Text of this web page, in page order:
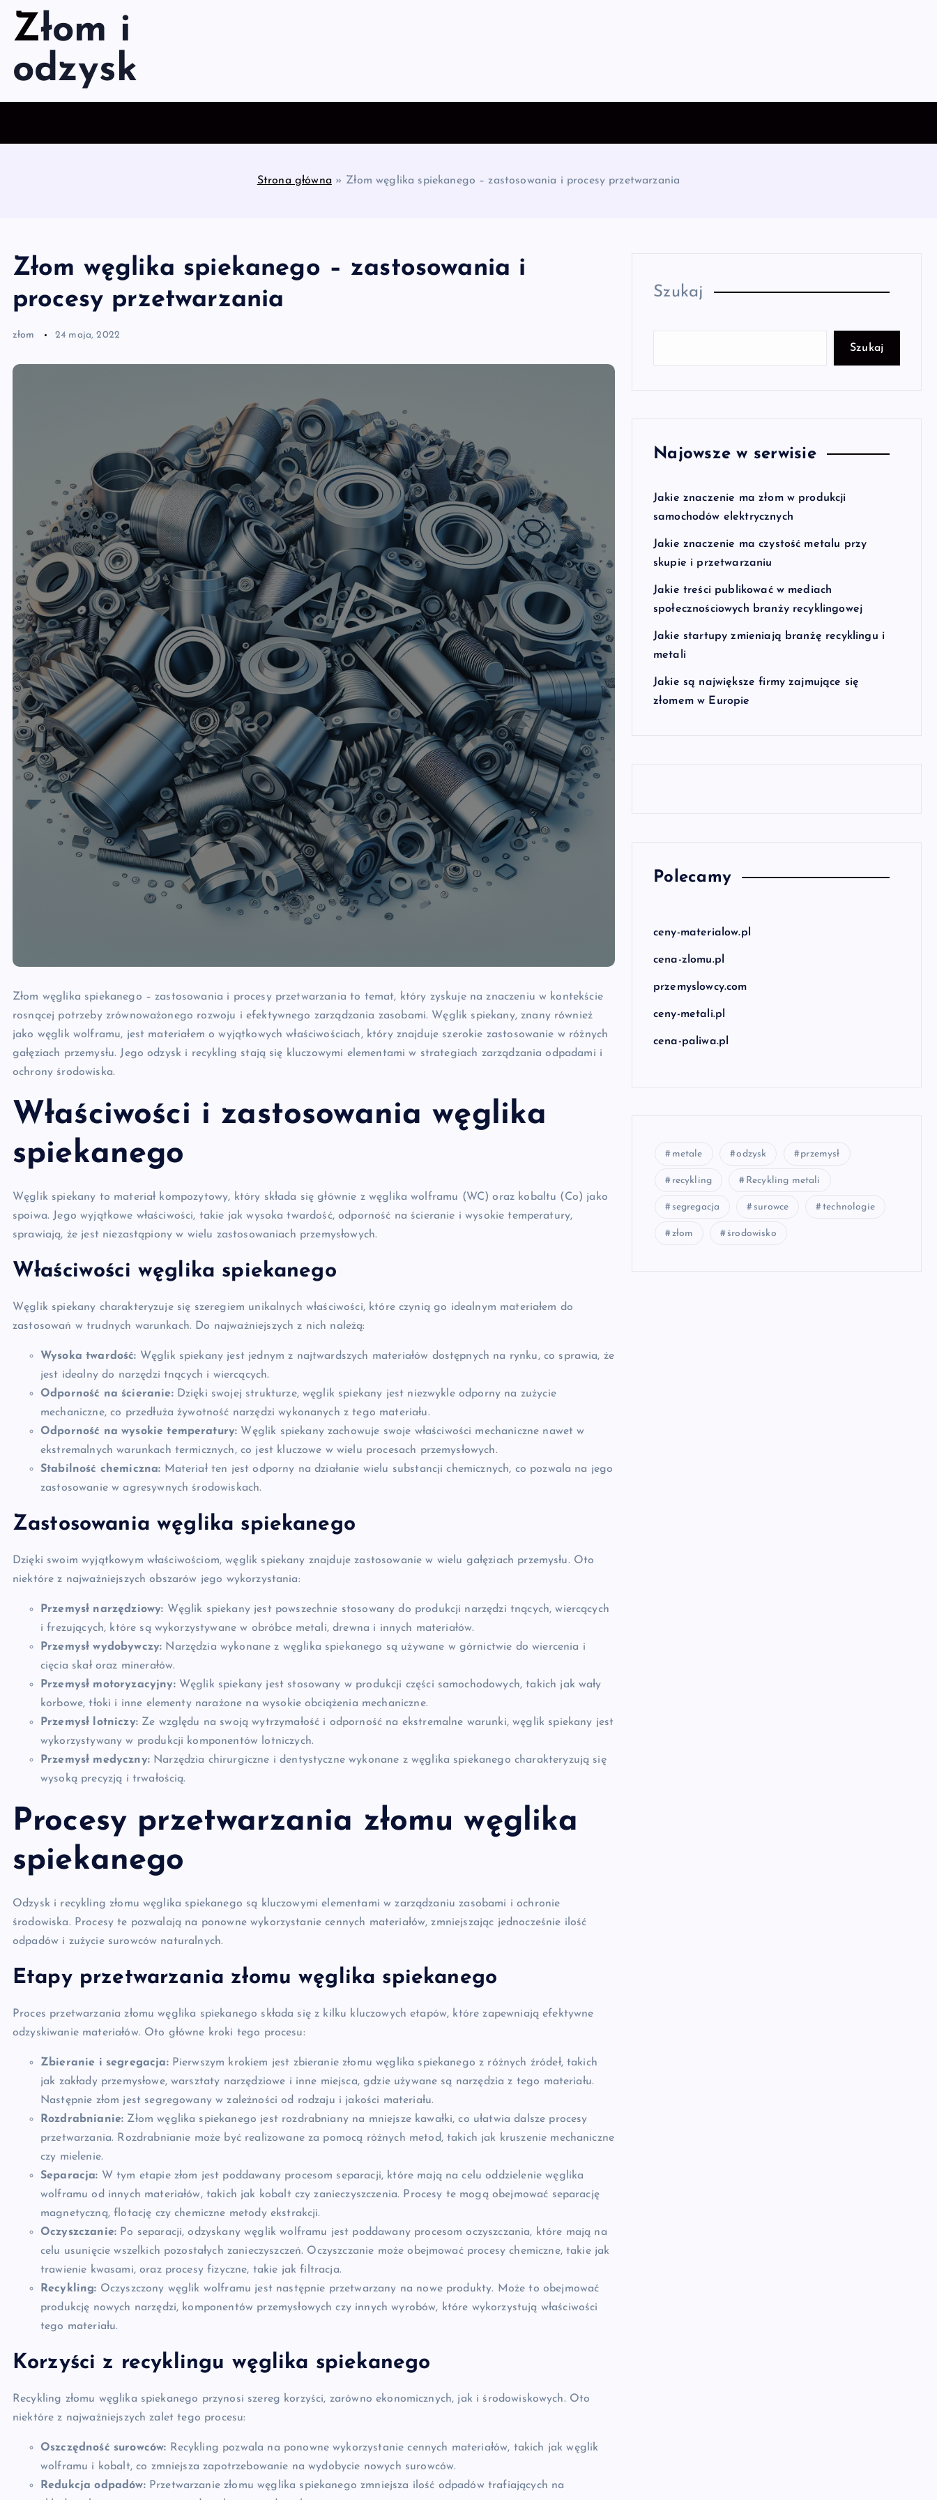
o
Złom i
odzysk
Strona główna» Złom węglika spiekanego – zastosowania i procesy przetwarzania
Złom węglika spiekanego – zastosowania i
procesy przetwarzania
złom 24 maja, 2022
Złom węglika spiekanego – zastosowania i procesy przetwarzania to temat, który zyskuje na znaczeniu w kontekście
rosnącej potrzeby zrównoważonego rozwoju i efektywnego zarządzania zasobami. Węglik spiekany, znany również
jako węglik wolframu, jest materiałem o wyjątkowych właściwościach, który znajduje szerokie zastosowanie w różnych
gałęziach przemysłu. Jego odzysk i recykling stają się kluczowymi elementami w strategiach zarządzania odpadami i
ochrony środowiska.
Właściwości i zastosowania węglika
spiekanego
Węglik spiekany to materiał kompozytowy, który składa się głównie z węglika wolframu (WC) oraz kobaltu (Co) jako
spoiwa. Jego wyjątkowe właściwości, takie jak wysoka twardość, odporność na ścieranie i wysokie temperatury,
sprawiają, że jest niezastąpiony w wielu zastosowaniach przemysłowych.
Właściwości węglika spiekanego
Węglik spiekany charakteryzuje się szeregiem unikalnych właściwości, które czynią go idealnym materiałem do
zastosowań w trudnych warunkach. Do najważniejszych z nich należą:
Wysoka twardość: Węglik spiekany jest jednym z najtwardszych materiałów dostępnych na rynku, co sprawia, że
jest idealny do narzędzi tnących i wiercących.
Odporność na ścieranie:Dzięki swojej strukturze, węglik spiekany jest niezwykle odporny na zużycie
mechaniczne, co przedłuża żywotność narzędzi wykonanych z tego materiału.
Odporność na wysokie temperatury: Węglik spiekany zachowuje swoje właściwości mechaniczne nawet w
ekstremalnych warunkach termicznych, co jest kluczowe w wielu procesach przemysłowych.
Stabilność chemiczna: Materiał ten jest odporny na działanie wielu substancji chemicznych, co pozwala na jego
zastosowanie w agresywnych środowiskach.
Zastosowania węglika spiekanego
Dzięki swoim wyjątkowym właściwościom, węglik spiekany znajduje zastosowanie w wielu gałęziach przemysłu. Oto
niektóre z najważniejszych obszarów jego wykorzystania:
Przemysł narzędziowy: Węglik spiekany jest powszechnie stosowany do produkcji narzędzi tnących, wiercących
i frezujących, które są wykorzystywane w obróbce metali, drewna i innych materiałów.
Przemysł wydobywczy: Narzędzia wykonane z węglika spiekanego są używane w górnictwie do wiercenia i
cięcia skał oraz minerałów.
Przemysł motoryzacyjny:Węglik spiekany jest stosowany w produkcji części samochodowych, takich jak wały
korbowe, tłoki i inne elementy narażone na wysokie obciążenia mechaniczne.
Przemysł lotniczy:Ze względu na swoją wytrzymałość i odporność na ekstremalne warunki, węglik spiekany jest
wykorzystywany w produkcji komponentów lotniczych.
Przemysł medyczny:Narzędzia chirurgiczne i dentystyczne wykonane z węglika spiekanego charakteryzują się
wysoką precyzją i trwałością.
Procesy przetwarzania złomu węglika
spiekanego
Odzysk i recykling złomu węglika spiekanego są kluczowymi elementami w zarządzaniu zasobami i ochronie
środowiska. Procesy te pozwalają na ponowne wykorzystanie cennych materiałów, zmniejszając jednocześnie ilość
odpadów i zużycie surowców naturalnych.
Etapy przetwarzania złomu węglika spiekanego
Proces przetwarzania złomu węglika spiekanego składa się z kilku kluczowych etapów, które zapewniają efektywne
odzyskiwanie materiałów. Oto główne kroki tego procesu:
Zbieranie i segregacja:Pierwszym krokiem jest zbieranie złomu węglika spiekanego z różnych źródeł, takich
jak zakłady przemysłowe, warsztaty narzędziowe i inne miejsca, gdzie używane są narzędzia z tego materiału.
Następnie złom jest segregowany w zależności od rodzaju i jakości materiału.
Rozdrabnianie: Złom węglika spiekanego jest rozdrabniany na mniejsze kawałki, co ułatwia dalsze procesy
przetwarzania. Rozdrabnianie może być realizowane za pomocą różnych metod, takich jak kruszenie mechaniczne
czy mielenie.
Separacja: W tym etapie złom jest poddawany procesom separacji, które mają na celu oddzielenie węglika
wolframu od innych materiałów, takich jak kobalt czy zanieczyszczenia. Procesy te mogą obejmować separację
magnetyczną, flotację czy chemiczne metody ekstrakcji.
Oczyszczanie: Po separacji, odzyskany węglik wolframu jest poddawany procesom oczyszczania, które mają na
celu usunięcie wszelkich pozostałych zanieczyszczeń. Oczyszczanie może obejmować procesy chemiczne, takie jak
trawienie kwasami, oraz procesy fizyczne, takie jak filtracja.
Recykling: Oczyszczony węglik wolframu jest następnie przetwarzany na nowe produkty. Może to obejmować
produkcję nowych narzędzi, komponentów przemysłowych czy innych wyrobów, które wykorzystują właściwości
tego materiału.
Korzyści z recyklingu węglika spiekanego
Recykling złomu węglika spiekanego przynosi szereg korzyści, zarówno ekonomicznych, jak i środowiskowych. Oto
niektóre z najważniejszych zalet tego procesu:
Oszczędność surowców: Recykling pozwala na ponowne wykorzystanie cennych materiałów, takich jak węglik
wolframu i kobalt, co zmniejsza zapotrzebowanie na wydobycie nowych surowców.
Redukcja odpadów:Przetwarzanie złomu węglika spiekanego zmniejsza ilość odpadów trafiających na
Szukaj
Szukaj
Najowsze w serwisie
Jakie znaczenie ma złom w produkcji
samochodów elektrycznych
Jakie znaczenie ma czystość metalu przy
skupie i przetwarzaniu
Jakie treści publikować w mediach
społecznościowych branży recyklingowej
Jakie startupy zmieniają branżę recyklingu i
metali
Jakie są największe firmy zajmujące się
złomem w Europie
Polecamy
ceny-materialow.pl
cena-zlomu.pl
przemyslowcy.com
ceny-metali.pl
cena-paliwa.pl
metale odzysk przemysł
recykling Recykling metali
segregacja surowce technologie
złom środowisko